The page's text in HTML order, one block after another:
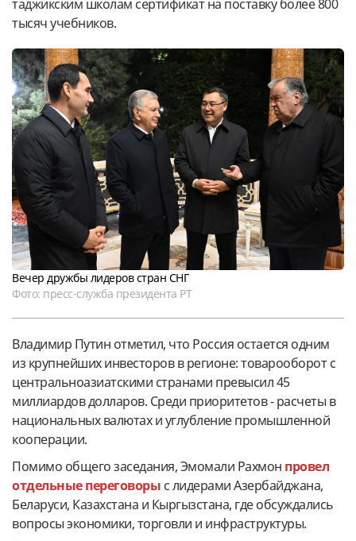
таджикским школам сертификат на поставку более 800
тысяч учебников.
Вечер дружбы лидеров стран СНГ
Фото: пресс-служба президента РТ
Владимир Путин отметил, что Россия остается одним
из крупнейших инвесторов в регионе: товарооборот с
центральноазиатскими странами превысил 45
миллиардов долларов. Среди приоритетов - расчеты в
национальных валютах и углубление промышленной
кооперации.
Помимо общего заседания, Эмомали Рахмон провел
отдельные переговоры с лидерами Азербайджана,
Беларуси, Казахстана и Кыргызстана, где обсуждались
вопросы экономики, торговли и инфраструктуры.